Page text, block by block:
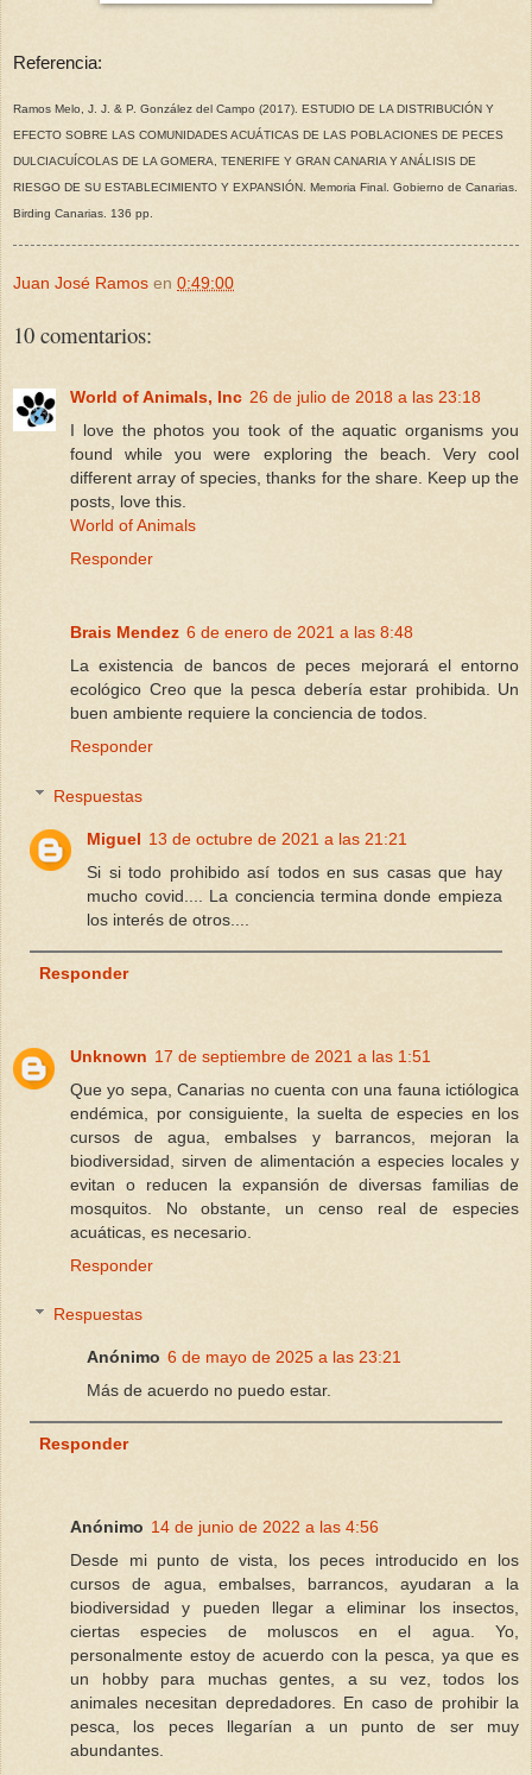
Referencia:
Ramos Melo, J. J. & P. González del Campo (2017). ESTUDIO DE LA DISTRIBUCIÓN Y
EFECTO SOBRE LAS COMUNIDADES ACUÁTICAS DE LAS POBLACIONES DE PECES
DULCIACUÍCOLAS DE LA GOMERA, TENERIFE Y GRAN CANARIA Y ANÁLISIS DE
RIESGO DE SU ESTABLECIMIENTO Y EXPANSIÓN. Memoria Final. Gobierno de Canarias.
Birding Canarias. 136 pp.
Juan José Ramos en 0:49:00
10 comentarios:
World of Animals, Inc 26 de julio de 2018 a las 23:18
I love the photos you took of the aquatic organisms you
found while you were exploring the beach. Very cool
different array of species, thanks for the share. Keep up the
posts, love this.
World of Animals
Responder
Brais Mendez 6 de enero de 2021 a las 8:48
La existencia de bancos de peces mejorará el entorno
ecológico Creo que la pesca debería estar prohibida. Un
buen ambiente requiere la conciencia de todos.
Responder
Respuestas
Miguel 13 de octubre de 2021 a las 21:21
Si si todo prohibido así todos en sus casas que hay
mucho covid.... La conciencia termina donde empieza
los interés de otros....
Responder
Unknown 17 de septiembre de 2021 a las 1:51
Que yo sepa, Canarias no cuenta con una fauna ictiólogica
endémica, por consiguiente, la suelta de especies en los
cursos de agua, embalses y barrancos, mejoran la
biodiversidad, sirven de alimentación a especies locales y
evitan o reducen la expansión de diversas familias de
mosquitos. No obstante, un censo real de especies
acuáticas, es necesario.
Responder
Respuestas
Anónimo 6 de mayo de 2025 a las 23:21
Más de acuerdo no puedo estar.
Responder
Anónimo 14 de junio de 2022 a las 4:56
Desde mi punto de vista, los peces introducido en los
cursos de agua, embalses, barrancos, ayudaran a la
biodiversidad y pueden llegar a eliminar los insectos,
ciertas especies de moluscos en el agua. Yo,
personalmente estoy de acuerdo con la pesca, ya que es
un hobby para muchas gentes, a su vez, todos los
animales necesitan depredadores. En caso de prohibir la
pesca, los peces llegarían a un punto de ser muy
abundantes.